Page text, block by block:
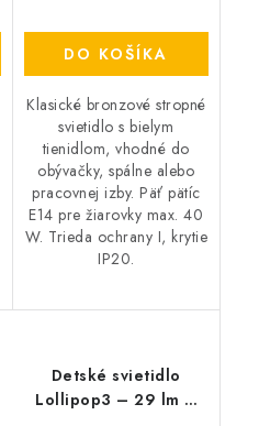
DO KOŠÍKA
Klasické bronzové stropné
svietidlo s bielym
tienidlom, vhodné do
obývačky, spálne alebo
pracovnej izby. Päť pätíc
E14 pre žiarovky max. 40
W. Trieda ochrany I, krytie
IP20.
Detské svietidlo
Lollipop3 – 29 lm –